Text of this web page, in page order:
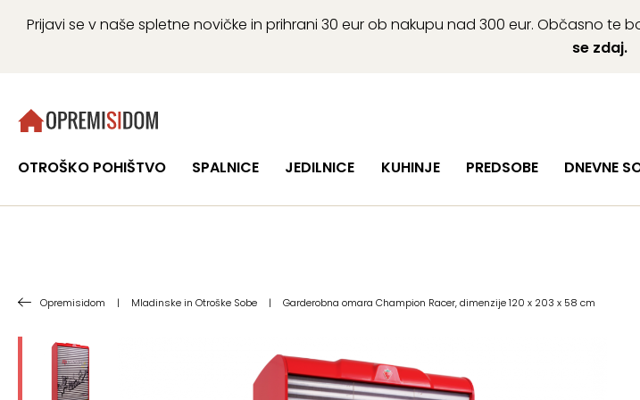
Prijavi se v naše spletne novičke in prihrani 30 eur ob nakupu nad 300 eur. Občasno te
se zdaj.
OTROŠKO POHIŠTVO SPALNICE JEDILNICE KUHINJE PREDSOBE DNEVNE
Opremisidom | Mladinske in Otroške Sobe | Garderobna omara Champion Racer, dimenzije 120 x 203 x 58 cm